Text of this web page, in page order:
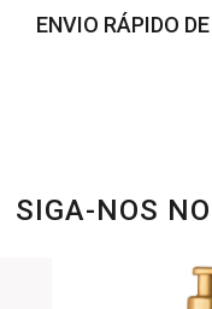
ENVIO RÁPIDO
SIGA-NOS